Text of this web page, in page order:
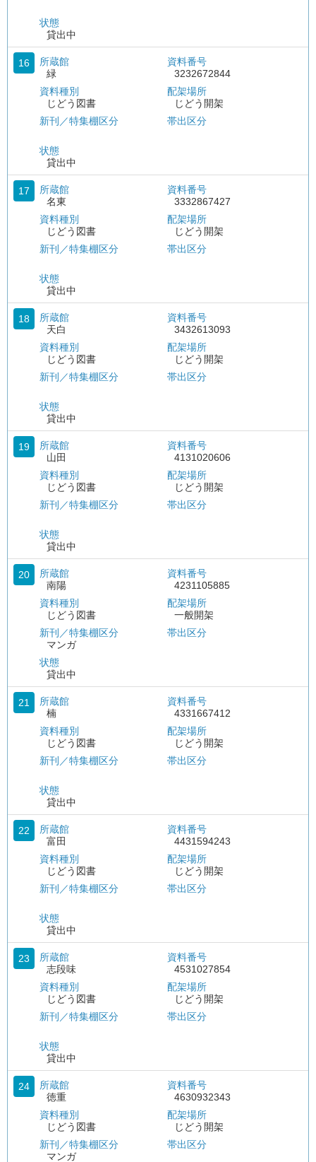
状態
貸出中
16
所蔵館
緑
資料種別
じどう図書
新刊／特集棚区分
状態
貸出中
資料番号
3232672844
配架場所
じどう開架
帯出区分
17
所蔵館
名東
資料種別
じどう図書
新刊／特集棚区分
状態
貸出中
資料番号
3332867427
配架場所
じどう開架
帯出区分
18
所蔵館
天白
資料種別
じどう図書
新刊／特集棚区分
状態
貸出中
資料番号
3432613093
配架場所
じどう開架
帯出区分
19
所蔵館
山田
資料種別
じどう図書
新刊／特集棚区分
状態
貸出中
資料番号
4131020606
配架場所
じどう開架
帯出区分
20
所蔵館
南陽
資料種別
じどう図書
新刊／特集棚区分
マンガ
状態
貸出中
資料番号
4231105885
配架場所
一般開架
帯出区分
21
所蔵館
楠
資料種別
じどう図書
新刊／特集棚区分
状態
貸出中
資料番号
4331667412
配架場所
じどう開架
帯出区分
22
所蔵館
富田
資料種別
じどう図書
新刊／特集棚区分
状態
貸出中
資料番号
4431594243
配架場所
じどう開架
帯出区分
23
所蔵館
志段味
資料種別
じどう図書
新刊／特集棚区分
状態
貸出中
資料番号
4531027854
配架場所
じどう開架
帯出区分
24
所蔵館
徳重
資料種別
じどう図書
新刊／特集棚区分
マンガ
資料番号
4630932343
配架場所
じどう開架
帯出区分